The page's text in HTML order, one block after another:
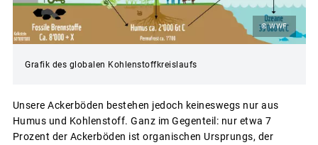
© WWF
Grafik des globalen Kohlenstoffkreislaufs
Unsere Ackerböden bestehen jedoch keineswegs nur aus
Humus und Kohlenstoff. Ganz im Gegenteil: nur etwa 7
Prozent der Ackerböden ist organischen Ursprungs, der